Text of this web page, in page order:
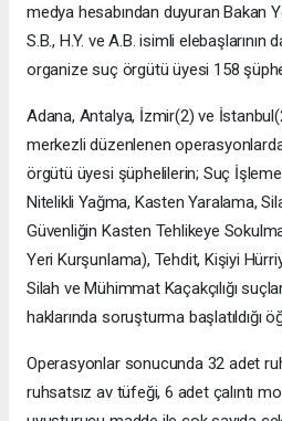
medya hesabından duyuran Bakan
S.B., H.Y. ve A.B. isimli elebaşlarının
organize suç örgütü üyesi 158 şüpheli
Adana, Antalya, İzmir(2) ve
merkezli düzenlenen
örgütü üyesi şüphelilerin; Suç
Nitelikli Yağma, Kasten Yaralama,
Güvenliğin Kasten Tehlikeye
Yeri Kurşunlama), Tehdit, Kişiyi
Silah ve Mühimmat Kaçakçılığı
haklarında soruşturma başlatıldığı
Operasyonlar sonucunda 32 adet
ruhsatsız av tüfeği, 6 adet çalıntı